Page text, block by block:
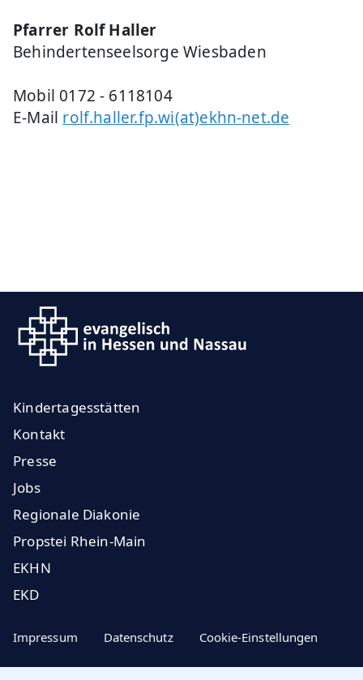
Pfarrer Rolf Haller
Behindertenseelsorge Wiesbaden
Mobil 0172 - 6118104
E-Mail rolf.haller.fp.wi(at)ekhn-net.de
Kindertagesstätten
Kontakt
Presse
Jobs
Regionale Diakonie
Propstei Rhein-Main
EKHN
EKD
Impressum Datenschutz Cookie-Einstellungen